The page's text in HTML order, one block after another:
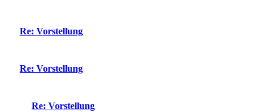
Re: Vorstellung
Re: Vorstellung
Re: Vorstellung